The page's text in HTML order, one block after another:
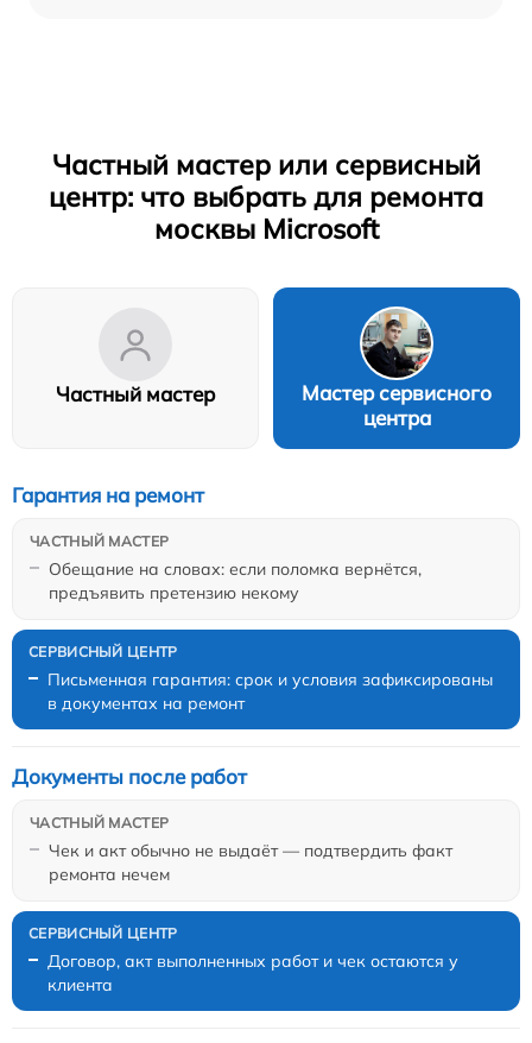
Частный мастер или сервисный
центр: что выбрать для ремонта
москвы Microsoft
Частный мастер
Мастер сервисного
центра
Обещание на словах: если поломка вернётся,
предъявить претензию некому
Гарантия на ремонт
Письменная гарантия: срок и условия зафиксированы
в документах на ремонт
Чек и акт обычно не выдаёт — подтвердить факт
ремонта нечем
Документы после работ
Договор, акт выполненных работ и чек остаются у
клиента